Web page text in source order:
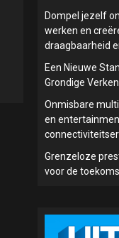
Dompel jezelf
werken en
draagbaarheid
Een Nieuwe
Grondige
Onmisbare
en
Grenzeloze
voor de